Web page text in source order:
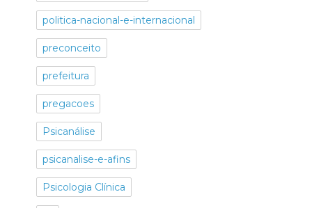
politica-nacional-e-internacional
preconceito
prefeitura
pregacoes
Psicanálise
psicanalise-e-afins
Psicologia Clínica